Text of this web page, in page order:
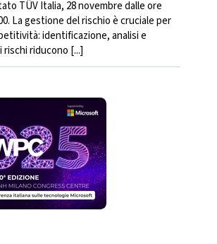
TÜV Italia, 28 novembre dalle ore
La gestione del rischio è cruciale per
identificazione, analisi e
riducono [...]